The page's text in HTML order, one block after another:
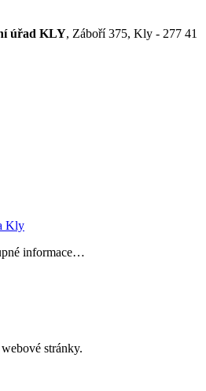
úřad KLY, Záboří 375, Kly - 277 41
Kly
informace…
stránky.